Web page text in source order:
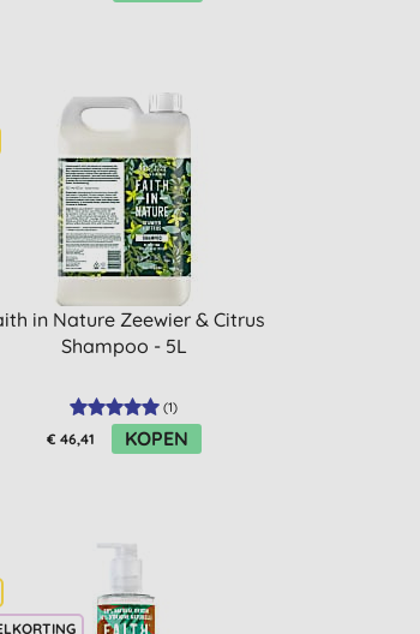
in Nature Zeewier & Citrus
Shampoo - 5L
(1)
€ 46,41 KOPEN